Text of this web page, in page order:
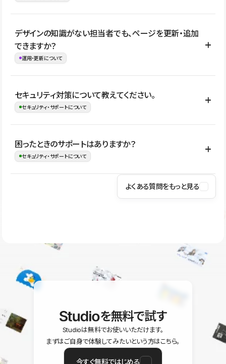
ない段階でも、お問い合わせください。
お問合せはこちら
公開ページ数、バージョン履歴の期間、CMS利用数の上限、権限
管理の有無などがプランごとに異なります。詳しくは料金プランペ
ージをご覧ください。
デザインの知識がない担当者でも、ページを更新・追加
できますか？
運用・更新について
はい。CMSやコンポーネントを活用して更新範囲を設計しておく
ことで、デザインを崩しにくい状態で運用できます。 さらにコン
ながらレイアウトに影響を与えずに更新作業を進めやすくなりま
す。
セキュリティ対策について教えてください。
セキュリティ・サポートについて
Studioでは、公開サイトやサービスを安全に利用できるよう、通信
の暗号化、データ保護、アクセス管理、脆弱性対策など、複数の観
はSSL/TLSによる通信暗号化に対応しており、悪質なスクリプトの
困ったときのサポートはありますか？
セキュリティ・サポートについて
操作方法や機能については、ヘルプセンターでご確認いただけま
ユーザー同士で質問・相談できるコミュニティもご利用ください。
よくある質問をもっと見る
を無料で試す
Studioは無料でお使いいただけます。
まずはご自身で体験してみたいという方はこちら。
今すぐ無料ではじめる